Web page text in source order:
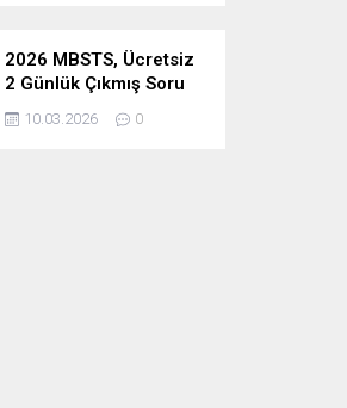
2026 MBSTS, Ücretsiz
2 Günlük Çıkmış Soru
Çözüm Kampı
10.03.2026 0